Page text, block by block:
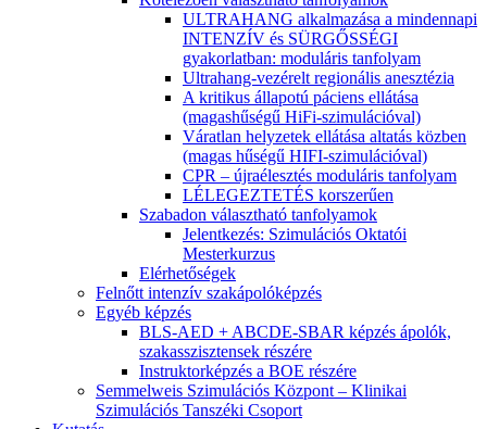
ULTRAHANG alkalmazása a mindennapi
INTENZÍV és SÜRGŐSSÉGI
gyakorlatban: moduláris tanfolyam
Ultrahang-vezérelt regionális anesztézia
A kritikus állapotú páciens ellátása
(magashűségű HiFi-szimulációval)
Váratlan helyzetek ellátása altatás közben
(magas hűségű HIFI-szimulációval)
CPR – újraélesztés moduláris tanfolyam
LÉLEGEZTETÉS korszerűen
Szabadon választható tanfolyamok
Jelentkezés: Szimulációs Oktatói
Mesterkurzus
Elérhetőségek
Felnőtt intenzív szakápolóképzés
Egyéb képzés
BLS-AED + ABCDE-SBAR képzés ápolók,
szakasszisztensek részére
Instruktorképzés a BOE részére
Semmelweis Szimulációs Központ – Klinikai
Szimulációs Tanszéki Csoport